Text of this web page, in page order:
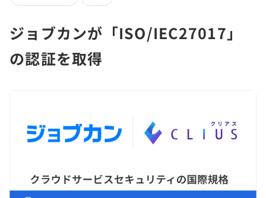
ジョブカンが「ISO/IEC27017」
の認証を取得